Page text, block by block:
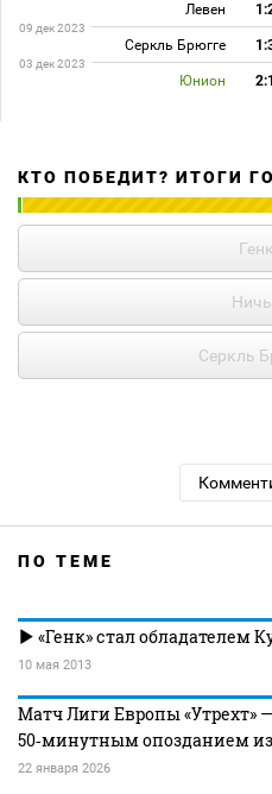
Левен
09 дек 2023
Серкль Брюгге
03 дек 2023
Юнион 2:1
КТО ПОБЕДИТ? ИТОГИ
Генк
Серкль
ПО ТЕМЕ
«Генк» стал обладателем
10 мая 2013
Матч Лиги Европы «Утрехт»
50‑минутным опозданием
22 января 2026